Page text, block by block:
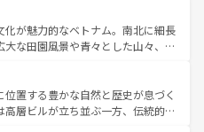
ーツなど、バラエティ豊かな料理
なお、新着の台湾情報は コンテンツ一覧を参
四季折々の自然美を楽しむことが
チや焼肉、絶品のストリートフード
料理が待っている。夜には、韓国な
韓国の多彩な魅力を心ゆくまで味
ってみてほしい。 なお、新着の韓国情報はコンテンツ一
化が魅力的なベトナム。南北に細長
大な田園風景や青々とした山々、世
息づく。ハノイの古い町並みやホ
治時代の建物も、独特の雰囲気を
、バラエティの豊かさとおいしさで
置する豊かな自然と歴史が息づく
高層ビルが立ち並ぶ一方、伝統的な